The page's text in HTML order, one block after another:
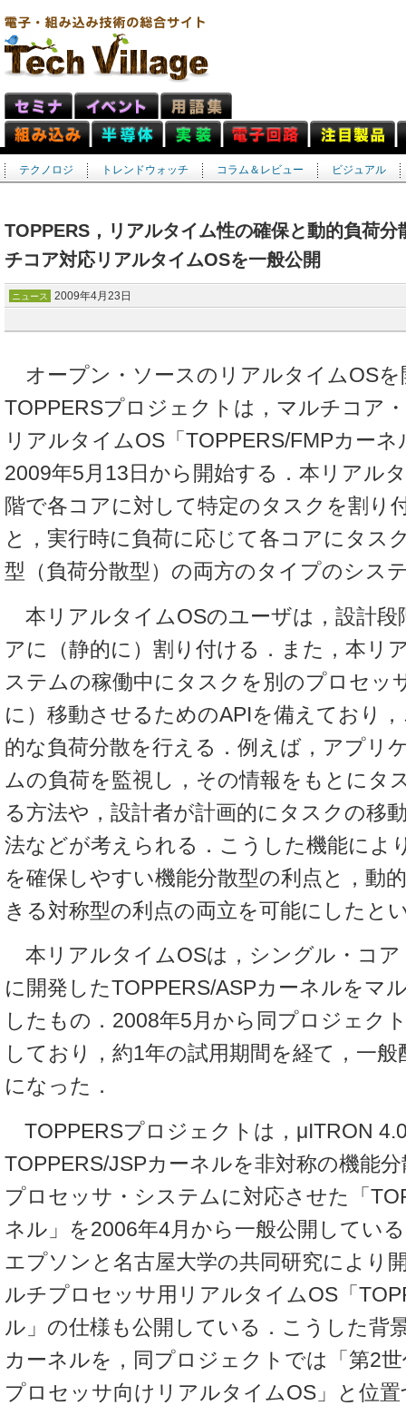
テクノロジ トレンドウォッチ コラム＆レビュー ビジュアル
TOPPERS，リアルタイム性の確保と動的負荷
チコア対応リアルタイムOSを一般公開
ニュース 2009年4月23日
オープン・ソースのリアルタイムOSを
TOPPERSプロジェクトは，マルチコア
リアルタイムOS「TOPPERS/FMPカー
2009年5月13日から開始する．本リアル
階で各コアに対して特定のタスクを割り
と，実行時に負荷に応じて各コアにタス
型（負荷分散型）の両方のタイプのシス
本リアルタイムOSのユーザは，設計段
アに（静的に）割り付ける．また，本リ
ステムの稼働中にタスクを別のプロセッ
に）移動させるためのAPIを備えており
的な負荷分散を行える．例えば，アプリ
ムの負荷を監視し，その情報をもとにタ
る方法や，設計者が計画的にタスクの移
法などが考えられる．こうした機能によ
を確保しやすい機能分散型の利点と，動
きる対称型の利点の両立を可能にしたと
本リアルタイムOSは，シングル・コア
に開発したTOPPERS/ASPカーネルをマ
したもの．2008年5月から同プロジェク
しており，約1年の試用期間を経て，一
になった．
TOPPERSプロジェクトは，μITRON
TOPPERS/JSPカーネルを非対称の機能
プロセッサ・システムに対応させた「
ネル」を2006年4月から一般公開してい
エプソンと名古屋大学の共同研究により
ルチプロセッサ用リアルタイムOS「
ル」の仕様も公開している．こうした背
カーネルを，同プロジェクトでは「第2
プロセッサ向けリアルタイムOS」と位